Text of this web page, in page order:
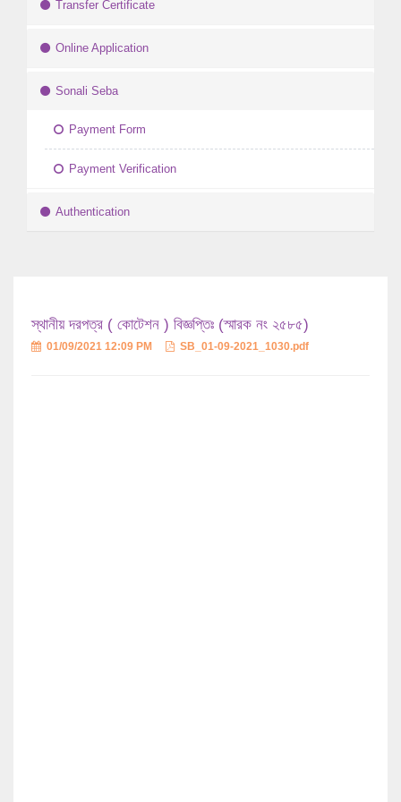
Transfer Certificate
Online Application
Sonali Seba
Payment Form
Payment Verification
Authentication
স্থানীয় দরপত্র ( কোটেশন ) বিজ্ঞপ্তিঃ (স্মারক নং ২৫৮৫)
01/09/2021 12:09 PM SB_01-09-2021_1030.pdf